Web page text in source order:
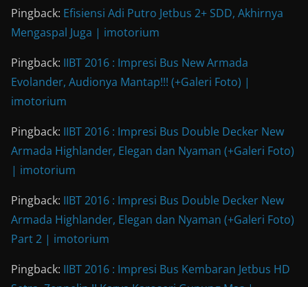
Pingback: Efisiensi Adi Putro Jetbus 2+ SDD, Akhirnya
Mengaspal Juga | imotorium
Pingback: IIBT 2016 : Impresi Bus New Armada
Evolander, Audionya Mantap!!! (+Galeri Foto) |
imotorium
Pingback: IIBT 2016 : Impresi Bus Double Decker New
Armada Highlander, Elegan dan Nyaman (+Galeri Foto)
| imotorium
Pingback: IIBT 2016 : Impresi Bus Double Decker New
Armada Highlander, Elegan dan Nyaman (+Galeri Foto)
Part 2 | imotorium
Pingback: IIBT 2016 : Impresi Bus Kembaran Jetbus HD